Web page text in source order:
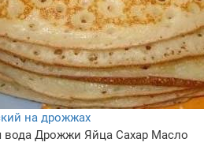
на дрожжах
вода Дрожжи Яйца Сахар Масло